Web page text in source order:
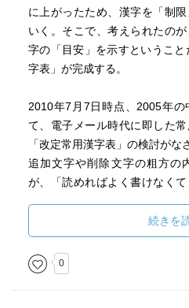
に上がったため、漢字を「制
いく。そこで、考えられたの
字の「目安」を示すというこ
字表」が完成する。
2010年7月7日時点、2005年
て、電子メール時代に即した
「改定常用漢字表」の検討がな
追加文字や削除文字の粗方の
が、「読めればよく書けなく
ていて、教育機関でどのよう
う」「追加要求の多い字なの
な表現の文字追加が多い」な
している。
続きを
0